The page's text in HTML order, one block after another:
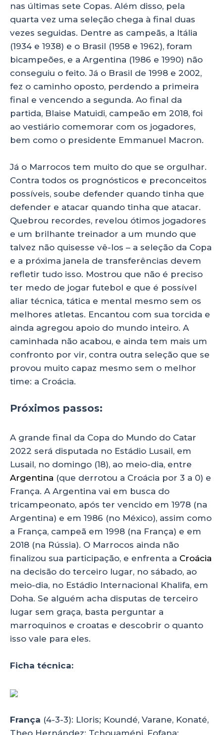
nas últimas sete Copas. Além disso, pela
quarta vez uma seleção chega à final duas
vezes seguidas. Dentre as campeãs, a Itália
(1934 e 1938) e o Brasil (1958 e 1962), foram
bicampeões, e a Argentina (1986 e 1990) não
conseguiu o feito. Já o Brasil de 1998 e 2002,
fez o caminho oposto, perdendo a primeira
final e vencendo a segunda. Ao final da
partida, Blaise Matuidi, campeão em 2018, foi
ao vestiário comemorar com os jogadores,
bem como o presidente Emmanuel Macron.
Já o Marrocos tem muito do que se orgulhar.
Contra todos os prognósticos e preconceitos
possíveis, soube defender quando tinha que
defender e atacar quando tinha que atacar.
Quebrou recordes, revelou ótimos jogadores
e um brilhante treinador a um mundo que
talvez não quisesse vê-los – a seleção da Copa
e a próxima janela de transferências devem
refletir tudo isso. Mostrou que não é preciso
ter medo de jogar futebol e que é possível
aliar técnica, tática e mental mesmo sem os
melhores atletas. Encantou com sua torcida e
ainda agregou apoio do mundo inteiro. A
caminhada não acabou, e ainda tem mais um
confronto por vir, contra outra seleção que se
provou muito capaz mesmo sem o melhor
time: a Croácia.
Próximos passos:
A grande final da Copa do Mundo do Catar
2022 será disputada no Estádio Lusail, em
Lusail, no domingo (18), ao meio-dia, entre
Argentina (que derrotou a Croácia por 3 a 0) e
França. A Argentina vai em busca do
tricampeonato, após ter vencido em 1978 (na
Argentina) e em 1986 (no México), assim como
a França, campeã em 1998 (na França) e em
2018 (na Rússia). O Marrocos ainda não
finalizou sua participação, e enfrenta a Croácia
na decisão do terceiro lugar, no sábado, ao
meio-dia, no Estádio Internacional Khalifa, em
Doha. Se alguém acha disputas de terceiro
lugar sem graça, basta perguntar a
marroquinos e croatas e descobrir o quanto
isso vale para eles.
Ficha técnica:
França (4-3-3): Lloris; Koundé, Varane, Konaté,
Theo Hernández; Tchouaméni, Fofana;